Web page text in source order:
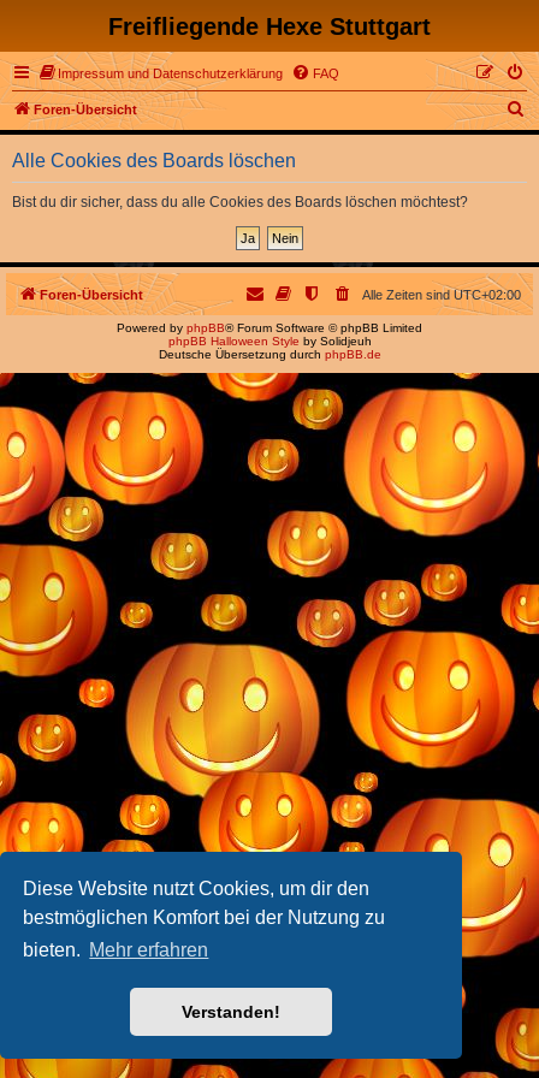
Diese Website nutzt Cookies, um dir den
bestmöglichen Komfort bei der Nutzung zu
bieten. Mehr erfahren
Verstanden!
Freifliegende Hexe Stuttgart
Impressum und Datenschutzerklärung FAQ
Foren-Übersicht
S
u
Alle Cookies des Boards löschen
Bist du dir sicher, dass du alle Cookies des Boards löschen möchtest?
Foren-Übersicht Alle Zeiten sindUTC+02:00
Powered by phpBB® Forum Software © phpBB Limited
phpBB Halloween Style by Solidjeuh
Deutsche Übersetzung durch phpBB.de